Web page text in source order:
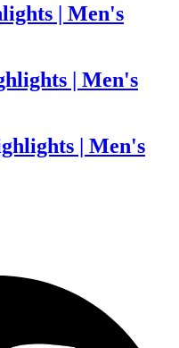
| Men's
| Men's
| Men's